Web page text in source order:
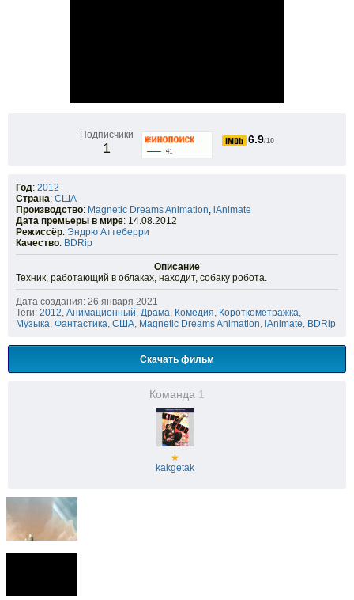
Подписчики
1
6.9/10
Год: 2012
Страна: США
Производство: Magnetic Dreams Animation, iAnimate
Дата премьеры в мире: 14.08.2012
Режиссёр: Эндрю Аттеберри
Качество: BDRip
Описание
Техник, работающий в облаках, находит, собаку робота.
Дата создания: 26 января 2021
Теги: 2012, Анимационный, Драма, Комедия, Короткометражка,
Музыка, Фантастика, США, Magnetic Dreams Animation, iAnimate, BDRip
Скачать фильм
Команда 1
★
kakgetak